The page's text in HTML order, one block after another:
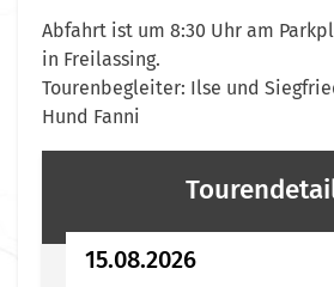
Abfahrt ist um 8:30 Uhr am
in Freilassing.
Tourenbegleiter: Ilse und
Hund Fanni
15.08.2026